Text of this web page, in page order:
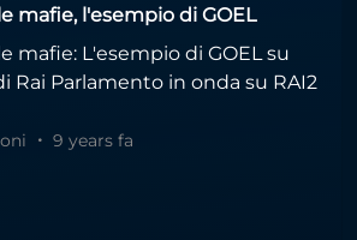
mafie, l'esempio di GOEL
mafie: L'esempio di GOEL su
Rai Parlamento in onda su RAI2
9 years fa